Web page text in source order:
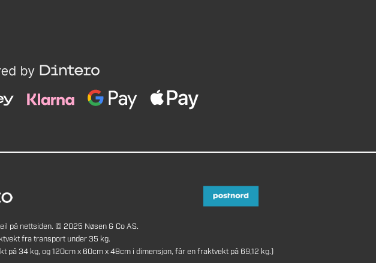
på nettsiden. © 2025 Nøsen & Co AS.
fra transport under 35 kg.
på 34 kg, og 120cm x 60cm x 48cm i dimensjon, får en fraktvekt på 69,12 kg.)